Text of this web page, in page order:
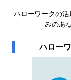
ハローワークの
みのあ
ハロー